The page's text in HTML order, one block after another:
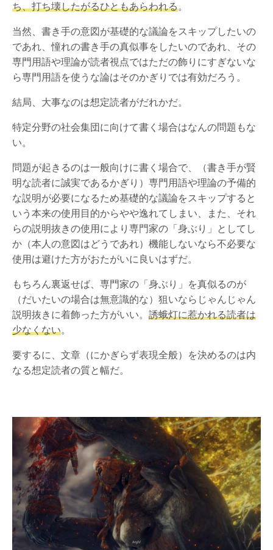
ち、打ち壊したがるひともあらわれる。
当然、書き手の意図が基礎的な議論をスキップしたいの
であれ、憧れの書き手の真似事をしたいのであれ、その
専門用語や理論が読者視点ではただの飾りにすぎないな
ら専門用語を使うな論はそのかぎりでは有効だろう。
結局、大事なのは想定読者がだれかだ。
特定分野の社会集団に向けて書く場合はなんの問題もな
い。
問題が起きるのは一般向けに書く場合で、（書き手が賢
明な読者に誠実であるかぎり）専門用語や理論の予備的
な説明が必要になるため基礎的な議論をスキップすると
いう本来の使用目的からやや逸れてしまい、また、それ
らの説明抜きの使用により専門家の「身ぶり」としてし
か（本人の意図はどうであれ）機能しないなら不必要な
使用は避けた方がおたがいに良いはずだ。
もちろん裏返せば、専門家の「身ぶり」を真似るのが
（だいたいの場合は無意識的な）狙いならじゃんじゃん
説明抜きに着飾った方がいい。 誘蛾灯に惹かれる読者は
少なくない。
要するに、文章（にかぎらず表現全般）を決めるのは内
なる想定読者の質と幅だ。